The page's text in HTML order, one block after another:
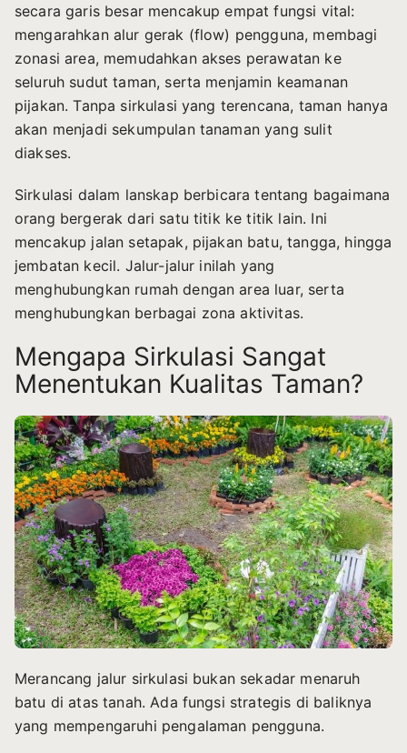
secara garis besar mencakup empat fungsi vital:
mengarahkan alur gerak (flow) pengguna, membagi
zonasi area, memudahkan akses perawatan ke
seluruh sudut taman, serta menjamin keamanan
pijakan. Tanpa sirkulasi yang terencana, taman hanya
akan menjadi sekumpulan tanaman yang sulit
diakses.
Sirkulasi dalam lanskap berbicara tentang bagaimana
orang bergerak dari satu titik ke titik lain. Ini
mencakup jalan setapak, pijakan batu, tangga, hingga
jembatan kecil. Jalur-jalur inilah yang
menghubungkan rumah dengan area luar, serta
menghubungkan berbagai zona aktivitas.
Mengapa Sirkulasi Sangat
Menentukan Kualitas Taman?
Merancang jalur sirkulasi bukan sekadar menaruh
batu di atas tanah. Ada fungsi strategis di baliknya
yang mempengaruhi pengalaman pengguna.